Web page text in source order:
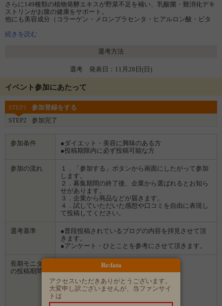
さらに149種類の植物発酵エキスが野菜不足を補い、乳酸菌・難消化デキ
ストリンがお腹の健康をサポート。
他にも美容成分（コラーゲン・メロンプラセンタ・ヒアルロン酸・ビタ
スメのアイテムとなっております。
美味しくキレイを目指してみませんか？
続きを読む
選考方法
選考 発表日：11月28日(日)
イベント参加にあたって
STEP1
参加登録をする
STEP2
参加完了
参加条件
●ダイエット・美容に興味のある方
●投稿期限内に必ず投稿可能な方
参加の流れ
１．「参加する」ボタンから画面にしたがって参加
します。
２．募集期間の終了後、企業から選ばれるとお知ら
せがあります。
３．企業から商品などが届きます。
４．試していただいた感想や口コミを自由に表現し
て投稿してください。
選考基準
●普段投稿されているブログの内容を拝見させて頂
きます。
●アンケート・ひとことを参考にさせて頂きます。
長期モニター
の投稿期間
2021/11/30 〜 2021/12/05
２回目：
2021/12/12 〜 2021/12/19
３回目：
2021/12/26 〜 2022/01/02
Re:fata
アクセスいただきありがとうございます。
大変申し訳ございませんが、当ファンサイ
トは